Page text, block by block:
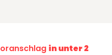
in unter 2